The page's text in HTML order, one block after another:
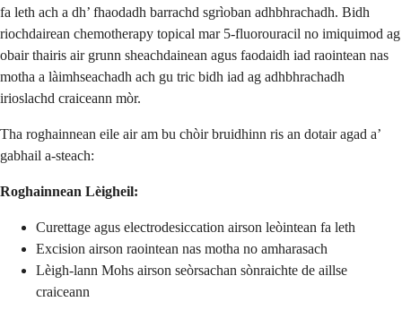
fa leth ach a dh’ fhaodadh barrachd sgrìoban adhbhrachadh. Bidh
riochdairean chemotherapy topical mar 5-fluorouracil no imiquimod ag
obair thairis air grunn sheachdainean agus faodaidh iad raointean nas
motha a làimhseachadh ach gu tric bidh iad ag adhbhrachadh
irioslachd craiceann mòr.
Tha roghainnean eile air am bu chòir bruidhinn ris an dotair agad a’
gabhail a-steach:
Roghainnean Lèigheil:
Curettage agus electrodesiccation airson leòintean fa leth
Excision airson raointean nas motha no amharasach
Lèigh-lann Mohs airson seòrsachan sònraichte de aillse
craiceann